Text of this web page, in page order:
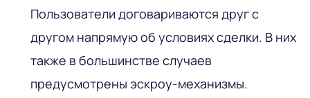
Пользователи договариваются друг с
другом напрямую об условиях сделки. В них
также в большинстве случаев
предусмотрены эскроу-механизмы.